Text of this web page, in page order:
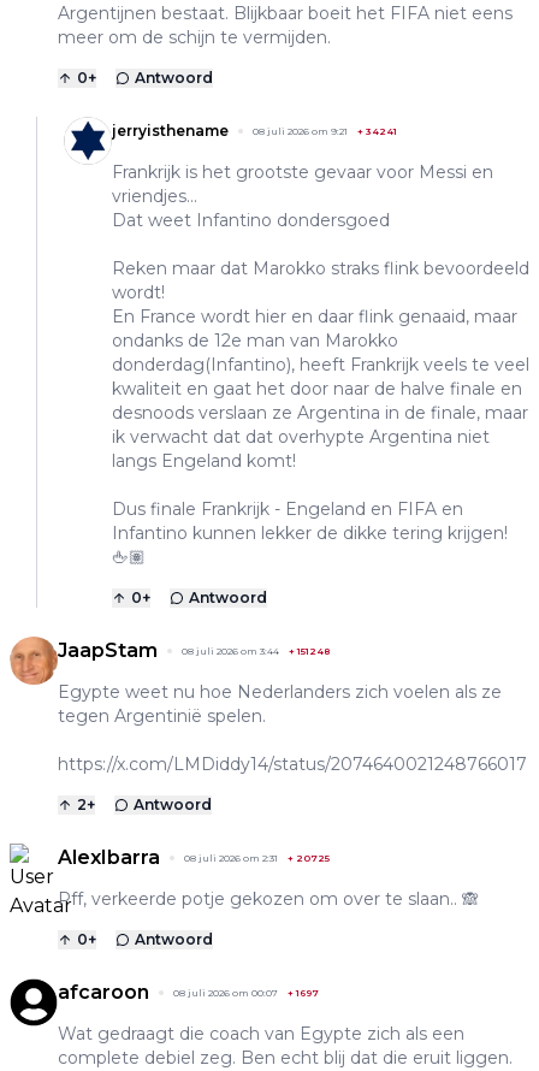
Argentijnen bestaat. Blijkbaar boeit het FIFA niet eens
meer om de schijn te vermijden.
0+ Antwoord
jerryisthename 08 juli 2026 om 9:21 + 34241
Frankrijk is het grootste gevaar voor Messi en
vriendjes...
Dat weet Infantino dondersgoed
Reken maar dat Marokko straks flink bevoordeeld
wordt!
En France wordt hier en daar flink genaaid, maar
ondanks de 12e man van Marokko
donderdag(Infantino), heeft Frankrijk veels te veel
kwaliteit en gaat het door naar de halve finale en
desnoods verslaan ze Argentina in de finale, maar
ik verwacht dat dat overhypte Argentina niet
langs Engeland komt!
Dus finale Frankrijk - Engeland en FIFA en
Infantino kunnen lekker de dikke tering krijgen!
🖕🏽
0+ Antwoord
JaapStam 08 juli 2026 om 3:44 +151248
Egypte weet nu hoe Nederlanders zich voelen als ze
tegen Argentinië spelen.
https://x.com/LMDiddy14/status/2074640021248766017
2+ Antwoord
AlexIbarra 08 juli 2026 om 2:31 + 20725
Pff, verkeerde potje gekozen om over te slaan.. 🙈
0+ Antwoord
afcaroon 08 juli 2026 om 00:07 +1697
Wat gedraagt die coach van Egypte zich als een
complete debiel zeg. Ben echt blij dat die eruit liggen.